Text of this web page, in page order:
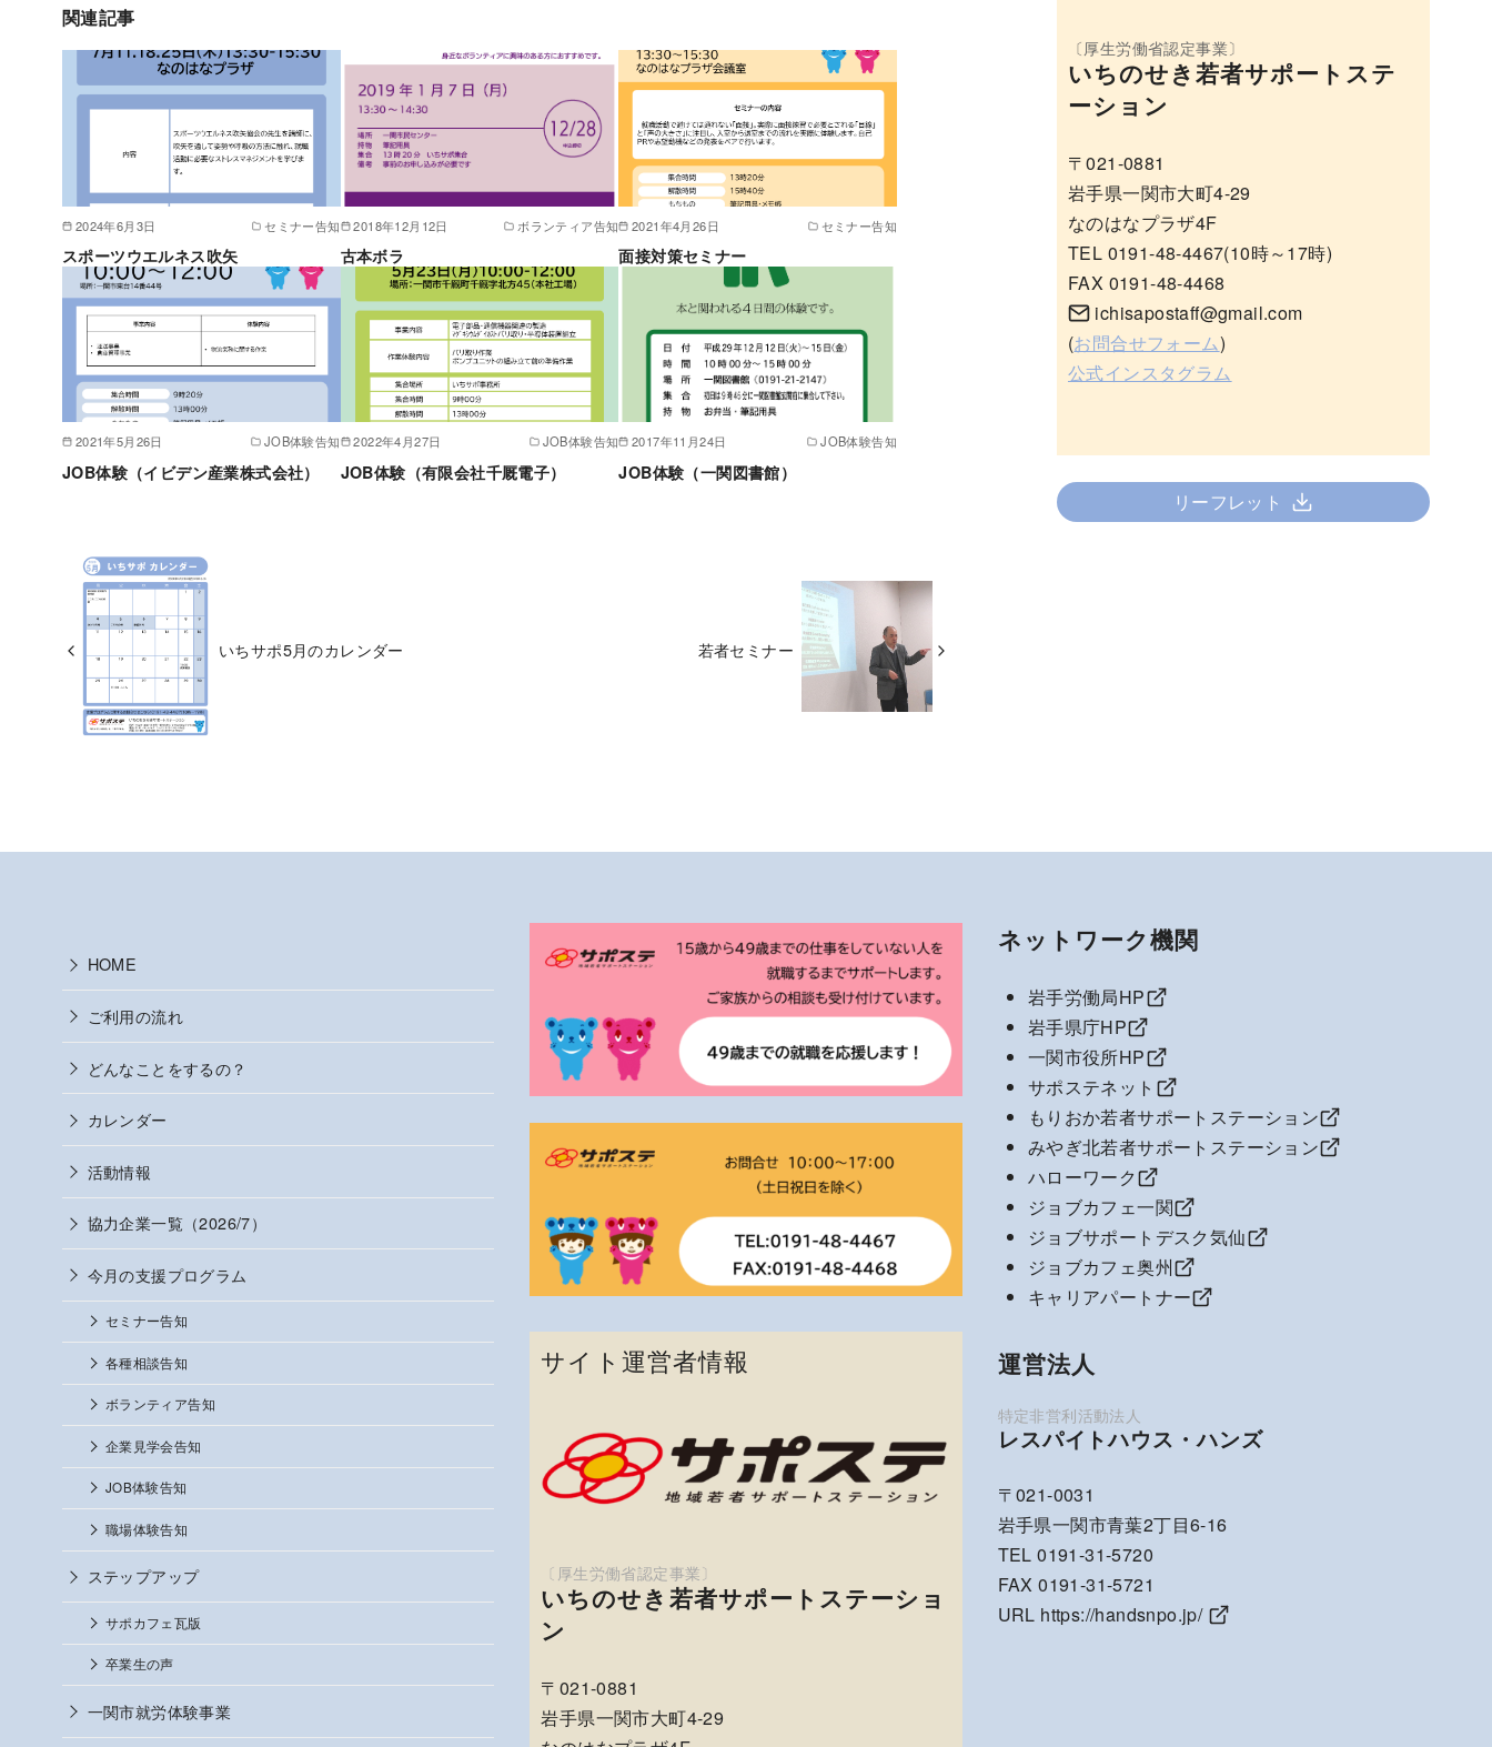
関連記事
2024年6月3日 セミナー告知
スポーツウエルネス吹矢
2018年12月12日 ボランティア告知
古本ボラ
2021年4月26日 セミナー告知
面接対策セミナー
2021年5月26日 JOB体験告知
JOB体験（イビデン産業株式会社）
2022年4月27日 JOB体験告知
JOB体験（有限会社千厩電子）
2017年11月24日 JOB体験告知
JOB体験（一関図書館）
いちサポ5月のカレンダー 若者セミナー
いちのせき若者サポートステ
ーション
〒021-0881
岩手県一関市大町4-29
なのはなプラザ4F
TEL 0191-48-4467(10時～17時)
FAX 0191-48-4468
ichisapostaff@gmail.com
(お問合せフォーム)
公式インスタグラム
リーフレット
HOME
ご利用の流れ
どんなことをするの？
カレンダー
活動情報
協力企業一覧（2026/7）
今月の支援プログラム
セミナー告知
各種相談告知
ボランティア告知
企業見学会告知
JOB体験告知
職場体験告知
ステップアップ
サポカフェ瓦版
卒業生の声
一関市就労体験事業
サイト運営者情報
いちのせき若者サポートステーショ
ン
〒021-0881
岩手県一関市大町4-29
ネットワーク機関
岩手労働局HP
岩手県庁HP
一関市役所HP
サポステネット
もりおか若者サポートステーション
みやぎ北若者サポートステーション
ハローワーク
ジョブカフェ一関
ジョブサポートデスク気仙
ジョブカフェ奥州
キャリアパートナー
運営法人
レスパイトハウス・ハンズ
〒021-0031
岩手県一関市青葉2丁目6-16
TEL 0191-31-5720
FAX 0191-31-5721
URL https://handsnpo.jp/